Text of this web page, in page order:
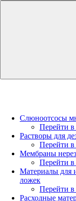
Слюноотсосы
Перейти в
Растворы для
Перейти в
Мембраны
Перейти в
Материалы для
ложек
Перейти в
Расходные